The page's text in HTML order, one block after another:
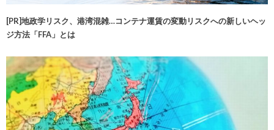
[PR]地政学リスク、港湾混雑…コンテナ運賃の変動リスクへの新しいヘッ
ジ方法「FFA」とは